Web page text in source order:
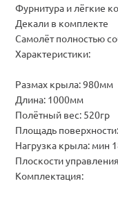
Фурнитура и лёгкие
Декали в комплекте
Самолёт полностью
Характеристики:
Размах крыла: 980мм
Длина: 1000мм
Полётный вес: 520гр
Площадь
Нагрузка крыла: мин
Плоскости
Комплектация: